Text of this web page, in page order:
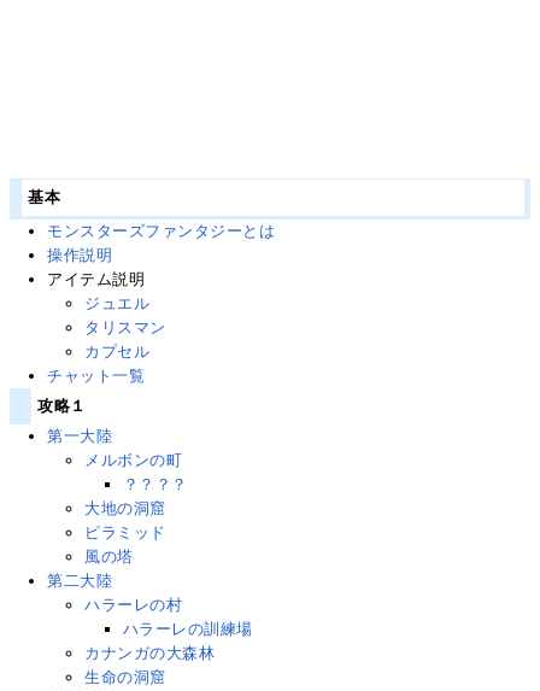
基本
モンスターズファンタジーとは
操作説明
アイテム説明
ジュエル
タリスマン
カプセル
チャット一覧
攻略１
第一大陸
メルボンの町
？？？？
大地の洞窟
ピラミッド
風の塔
第二大陸
ハラーレの村
ハラーレの訓練場
カナンガの大森林
生命の洞窟